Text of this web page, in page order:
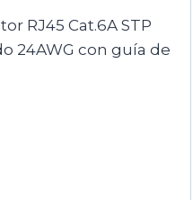
RJ45 Cat.6A STP
24AWG con guía de